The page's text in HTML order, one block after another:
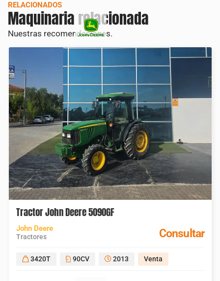
RELACIONADOS
Maquinaria relacionada
Nuestras recomendaciones.
Tractor John Deere 5090GF
John Deere
Tractores Consultar
3420T 90CV 2013 Venta